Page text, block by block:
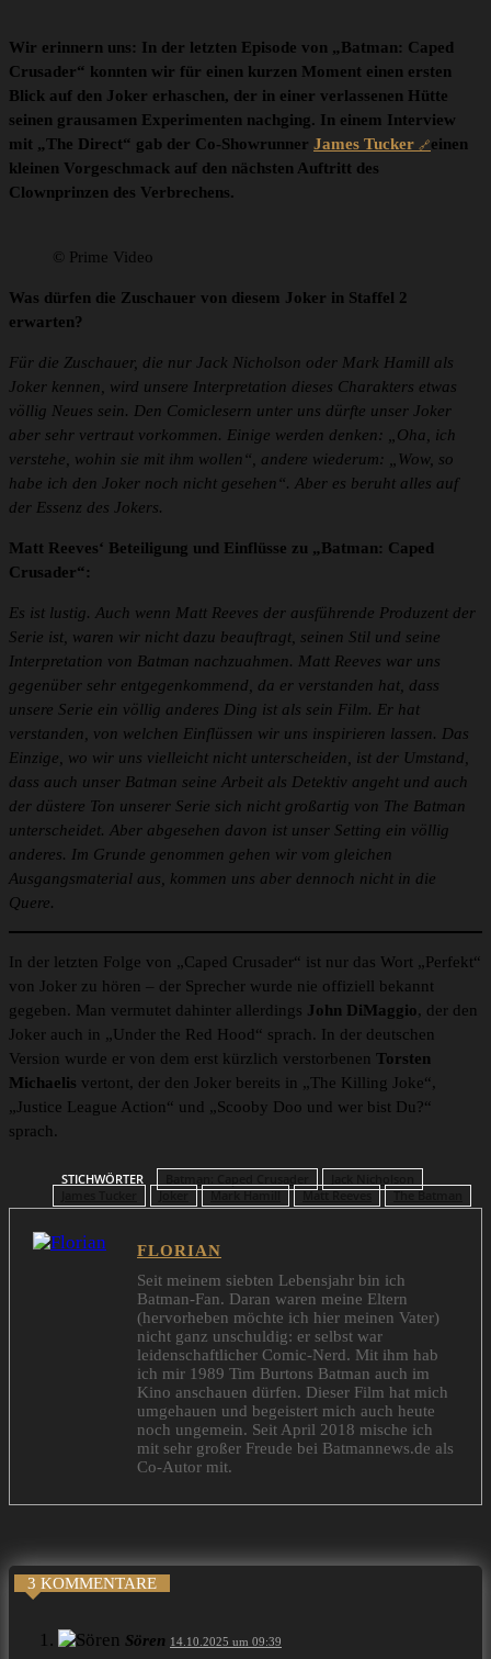
Wir erinnern uns: In der letzten Episode von „Batman: Caped
Crusader“ konnten wir für einen kurzen Moment einen ersten
Blick auf den Joker erhaschen, der in einer verlassenen Hütte
seinen grausamen Experimenten nachging. In einem Interview
mit „The Direct“ gab der Co-Showrunner James Tucker
einen
kleinen Vorgeschmack auf den nächsten Auftritt des
Clownprinzen des Verbrechens.
© Prime Video
Was dürfen die Zuschauer von diesem Joker in Staffel 2
erwarten?
Für die Zuschauer, die nur Jack Nicholson oder Mark Hamill als
Joker kennen, wird unsere Interpretation dieses Charakters etwas
völlig Neues sein. Den Comiclesern unter uns dürfte unser Joker
aber sehr vertraut vorkommen. Einige werden denken: „Oha, ich
verstehe, wohin sie mit ihm wollen“, andere wiederum: „Wow, so
habe ich den Joker noch nicht gesehen“. Aber es beruht alles auf
der Essenz des Jokers.
Matt Reeves‘ Beteiligung und Einflüsse zu „Batman: Caped
Crusader“:
Es ist lustig. Auch wenn Matt Reeves der ausführende Produzent der
Serie ist, waren wir nicht dazu beauftragt, seinen Stil und seine
Interpretation von Batman nachzuahmen. Matt Reeves war uns
gegenüber sehr entgegenkommend, da er verstanden hat, dass
unsere Serie ein völlig anderes Ding ist als sein Film. Er hat
verstanden, von welchen Einflüssen wir uns inspirieren lassen. Das
Einzige, wo wir uns vielleicht nicht unterscheiden, ist der Umstand,
dass auch unser Batman seine Arbeit als Detektiv angeht und auch
der düstere Ton unserer Serie sich nicht großartig von The Batman
unterscheidet. Aber abgesehen davon ist unser Setting ein völlig
anderes. Im Grunde genommen gehen wir vom gleichen
Ausgangsmaterial aus, kommen uns aber dennoch nicht in die
Quere.
In der letzten Folge von „Caped Crusader“ ist nur das Wort „Perfekt“
von Joker zu hören – der Sprecher wurde nie offiziell bekannt
gegeben. Man vermutet dahinter allerdings John DiMaggio, der den
Joker auch in „Under the Red Hood“ sprach. In der deutschen
Version wurde er von dem erst kürzlich verstorbenen Torsten
Michaelis vertont, der den Joker bereits in „The Killing Joke“,
„Justice League Action“ und „Scooby Doo und wer bist Du?“
sprach.
STICHWÖRTER
Joker Mark Hamill Matt Reeves The Batman
FLORIAN
Seit meinem siebten Lebensjahr bin ich
Batman-Fan. Daran waren meine Eltern
(hervorheben möchte ich hier meinen Vater)
nicht ganz unschuldig: er selbst war
leidenschaftlicher Comic-Nerd. Mit ihm hab
ich mir 1989 Tim Burtons Batman auch im
Kino anschauen dürfen. Dieser Film hat mich
umgehauen und begeistert mich auch heute
noch ungemein. Seit April 2018 mische ich
mit sehr großer Freude bei Batmannews.de als
Co-Autor mit.
3 KOMMENTARE
Sören 14.10.2025 um 09:39